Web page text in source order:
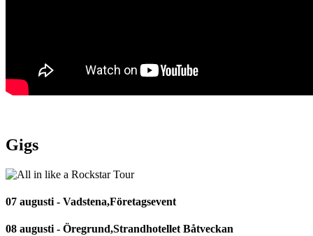
Gigs
07 augusti - Vadstena,Företagsevent
08 augusti - Öregrund,Strandhotellet Båtveckan